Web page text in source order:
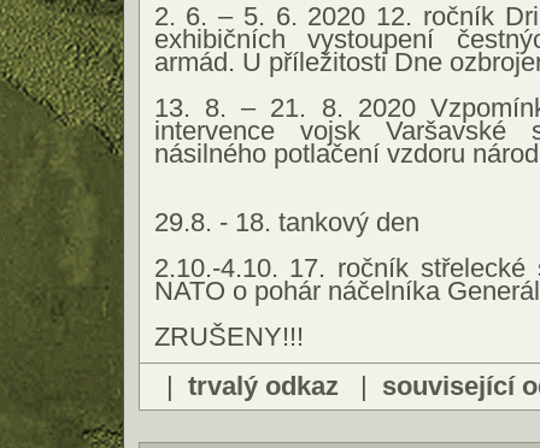
2. 6. – 5. 6. 2020 12. ročník
exhibičních vystoupení
armád. U příležitosti Dne
13. 8. – 21. 8. 2020
intervence vojsk
násilného potlačení vzdoru
29.8. - 18. tankový den
2.10.-4.10. 17. ročník
NATO o pohár náčelníka
ZRUŠENY!!!
| trvalý odkaz| související